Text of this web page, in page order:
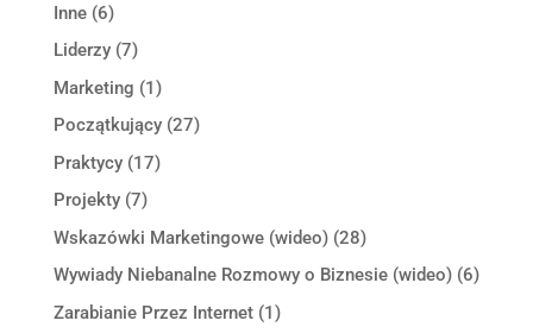
Inne(6)
Liderzy(7)
Marketing (1)
Początkujący(27)
Praktycy(17)
Projekty(7)
Wskazówki Marketingowe (wideo)(28)
Wywiady Niebanalne Rozmowy o Biznesie (wideo)(6)
Zarabianie Przez Internet(1)